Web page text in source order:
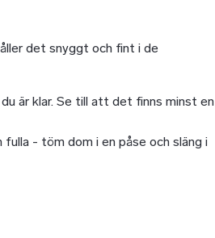
det snyggt och fint i de
är klar. Se till att det finns minst en
- töm dom i en påse och släng i